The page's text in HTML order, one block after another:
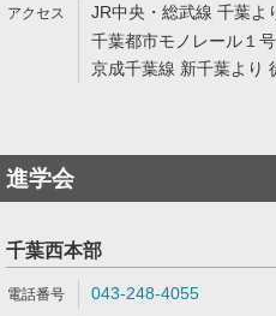
JR中央・総武線 千葉よ
千葉都市モノレール１
京成千葉線 新千葉より
進学会
千葉西本部
043-248-4055